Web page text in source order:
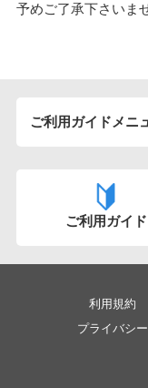
ご利用ガイドメニ
初めてご注文い
領収書が欲しい
お電話での注文
注文後にキャ
お届け先の電話
予めご了承下さいませ
ご利用ガイド
利用規約
プライバシ